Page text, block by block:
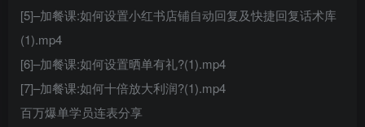
[5]–加餐课:如何设置小红书店铺自动回复及快捷回复话术库
(1).mp4
[6]–加餐课:如何设置晒单有礼?(1).mp4
[7]–加餐课:如何十倍放大利润?(1).mp4
百万爆单学员连表分享